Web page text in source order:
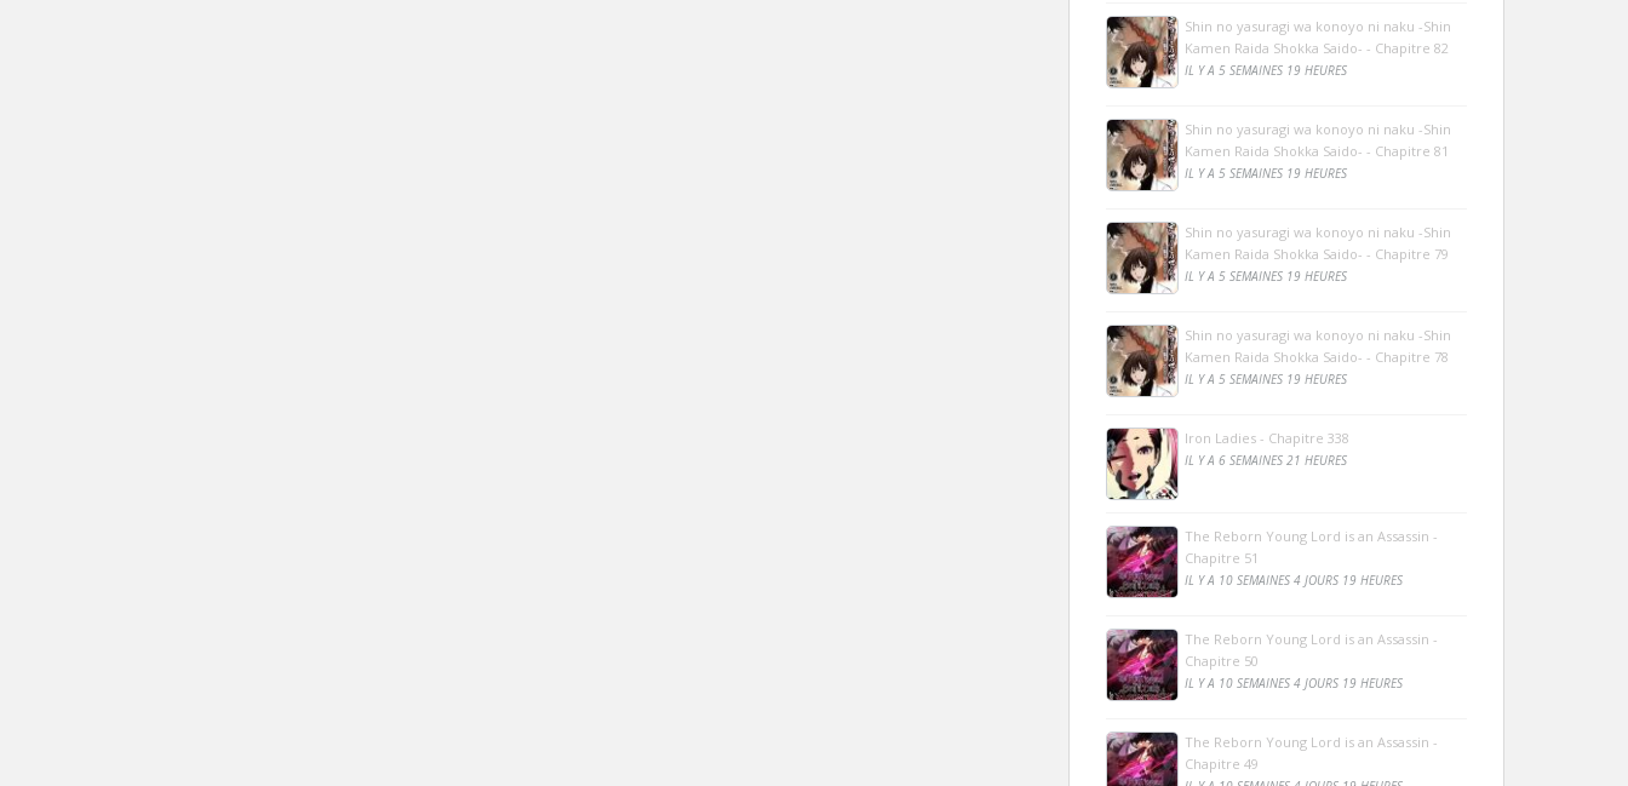
Shin no yasuragi wa konoyo ni naku -Shin
Kamen Raida Shokka Saido- - Chapitre 82
IL Y A 5 SEMAINES 19 HEURES
Shin no yasuragi wa konoyo ni naku -Shin
Kamen Raida Shokka Saido- - Chapitre 81
IL Y A 5 SEMAINES 19 HEURES
Shin no yasuragi wa konoyo ni naku -Shin
Kamen Raida Shokka Saido- - Chapitre 79
IL Y A 5 SEMAINES 19 HEURES
Shin no yasuragi wa konoyo ni naku -Shin
Kamen Raida Shokka Saido- - Chapitre 78
IL Y A 5 SEMAINES 19 HEURES
Iron Ladies - Chapitre 338
IL Y A 6 SEMAINES 21 HEURES
The Reborn Young Lord is an Assassin -
Chapitre 51
IL Y A 10 SEMAINES 4 JOURS 19 HEURES
The Reborn Young Lord is an Assassin -
Chapitre 50
IL Y A 10 SEMAINES 4 JOURS 19 HEURES
The Reborn Young Lord is an Assassin -
Chapitre 49